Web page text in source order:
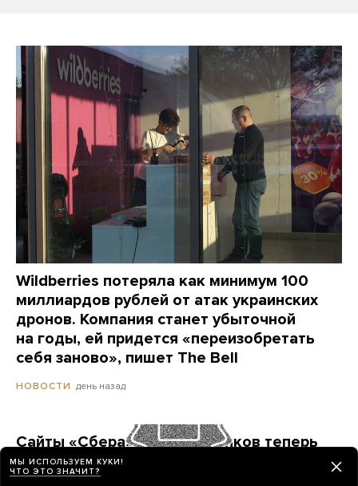
Wildberries потеряла как минимум 100
миллиардов рублей от атак украинских
дронов. Компания станет убыточной
на годы, ей придется «переизобретать
себя заново», пишет The Bell
НОВОСТИ день назад
Сайты «Сбера» и других банков теперь
можно открыть только в российских
браузерах. Это опасно? И какой браузер
МЫ ИСПОЛЬЗУЕМ КУКИ!
ЧТО ЭТО ЗНАЧИТ?